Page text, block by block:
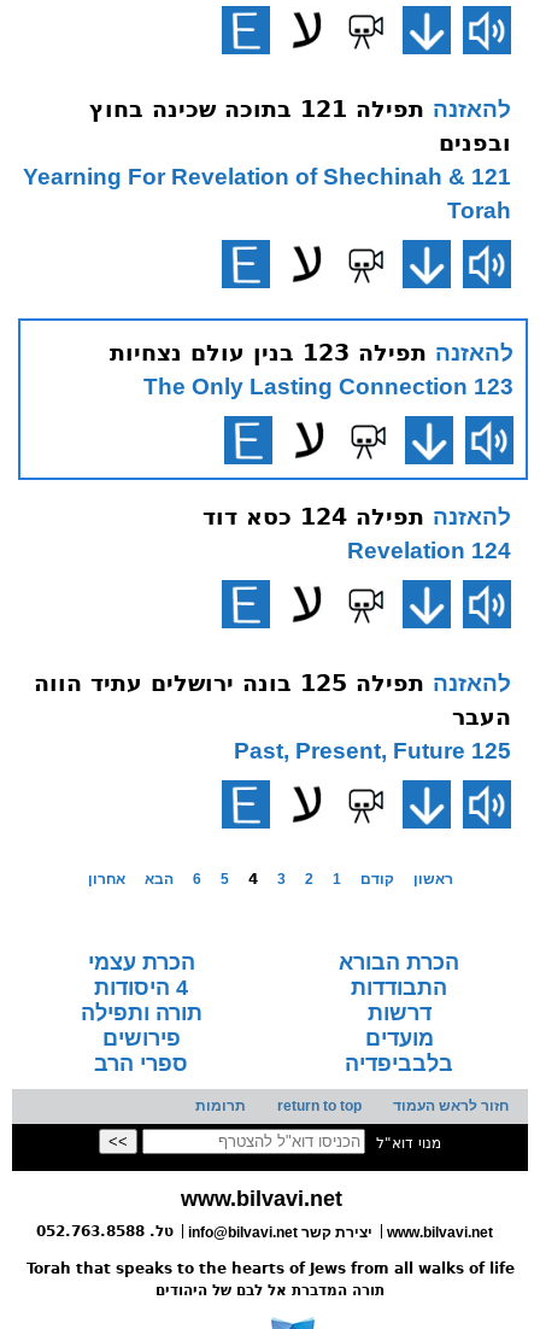
להאזנה
תפילה 121 בתוכה שכינה בחוץ
ובפנים
121 Yearning For Revelation of Shechinah &
Torah
להאזנה תפילה 123 בנין עולם נצחיות
123 The Only Lasting Connection
להאזנה תפילה 124 כסא דוד
124 Revelation
להאזנה
תפילה 125 בונה ירושלים עתיד הווה
העבר
125 Past, Present, Future
ראשון קודם 1
2
3
4
5
6 הבא אחרון
הכרת הבורא
הכרת עצמי
התבודדות
4 היסודות
דרשות
תורה ותפילה
מועדים
פירושים
בלבביפדיה
ספרי הרב
חזור לראש העמוד return to top תרומות
מנוי דוא"ל
www.bilvavi.net
www.bilvavi.net info@bilvavi.net יצירת קשר טל. 052.763.8588
Torah that speaks to the hearts of Jews from all walks of life
תורה המדברת אל לבם של היהודים